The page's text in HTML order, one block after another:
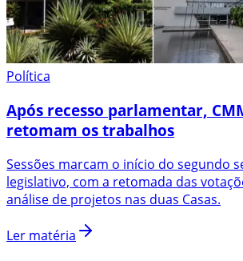
Política
Após recesso parlamentar,
retomam os trabalhos
Sessões marcam o início do segundo
legislativo, com a retomada das
análise de projetos nas duas Casas.
Ler matéria